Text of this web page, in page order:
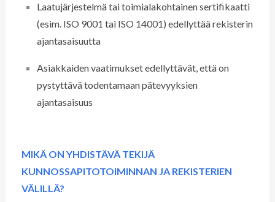
Laatujärjestelmä tai toimialakohtainen sertifikaatti
(esim. ISO 9001 tai ISO 14001) edellyttää rekisterin
ajantasaisuutta
Asiakkaiden vaatimukset edellyttävät, että on
pystyttävä todentamaan pätevyyksien
ajantasaisuus
MIKÄ ON YHDISTÄVÄ TEKIJÄ
KUNNOSSAPITOTOIMINNAN JA REKISTERIEN
VÄLILLÄ?